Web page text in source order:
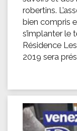
robertins.
bien compris
s’implanter le
Résidence
2019 sera